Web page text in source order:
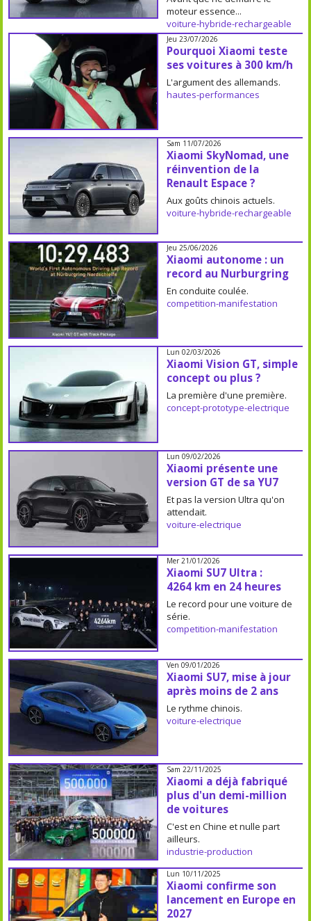
moteur essence...
voiture-hybride-rechargeable
Jeu 23/07/2026
Pourquoi Xiaomi teste
ses voitures à 300 km/h
L'argument des allemands.
hautes-performances
Sam 11/07/2026
Xiaomi SkyNomad, une
réinvention de la
Renault Espace ?
Aux goûts chinois actuels.
voiture-hybride-rechargeable
Jeu 25/06/2026
Xiaomi autonome : un
record au Nurburgring
En conduite coulée.
competition-manifestation
Lun 02/03/2026
Xiaomi Vision GT, simple
concept ou plus ?
La première d'une première.
concept-prototype-electrique
Lun 09/02/2026
Xiaomi présente une
version GT de sa YU7
Et pas la version Ultra qu'on
attendait.
voiture-electrique
Mer 21/01/2026
Xiaomi SU7 Ultra :
4264 km en 24 heures
Le record pour une voiture de
série.
competition-manifestation
Ven 09/01/2026
Xiaomi SU7, mise à jour
après moins de 2 ans
Le rythme chinois.
voiture-electrique
Sam 22/11/2025
Xiaomi a déjà fabriqué
plus d'un demi-million
de voitures
C'est en Chine et nulle part
ailleurs.
industrie-production
Lun 10/11/2025
Xiaomi confirme son
lancement en Europe en
2027